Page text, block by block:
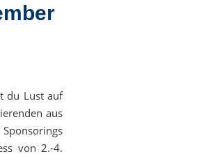
du Lust auf
aus
von 2.-4.